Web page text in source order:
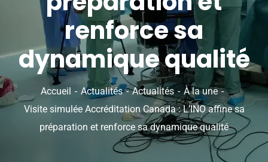
renforce sa
dynamique qualité
Accueil Actualités Actualités
À la une
Visite simulée Accréditation Canada : L’INO affine sa
préparation et renforce sa dynamique qualité